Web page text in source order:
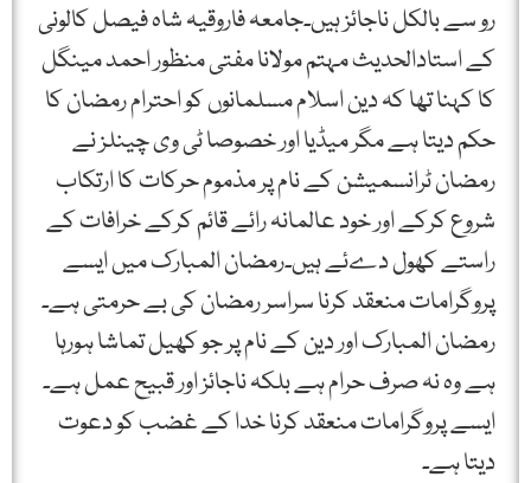
رو سے بالکل ناجائز ہیں۔جامعہ فاروقیہ شاہ فیصل کالونی
کے استادالحدیث مہتم مولانا مفتی منظور احمد مینگل
کا کہنا تھا کہ دین اسلام مسلمانوں کو احترام رمضان کا
حکم دیتا ہے مگر میڈیا اور خصوصا ٹی وی چینلز نے
رمضان ٹرانسمیشن کے نام پر مذموم حرکات کا ارتکاب
شروع کرکے اور خود عالمانہ رائے قائم کرکے خرافات کے
راستے کھول دےئے ہیں۔رمضان المبارک میں ایسے
پروگرامات منعقد کرنا سراسر رمضان کی بے حرمتی ہے۔
رمضان المبارک اور دین کے نام پر جو کھیل تماشا ہورہا
ہے وہ نہ صرف حرام ہے بلکہ ناجائز اور قبیح عمل ہے۔
ایسے پروگرامات منعقد کرنا خدا کے غضب کو دعوت
دیتا ہے۔